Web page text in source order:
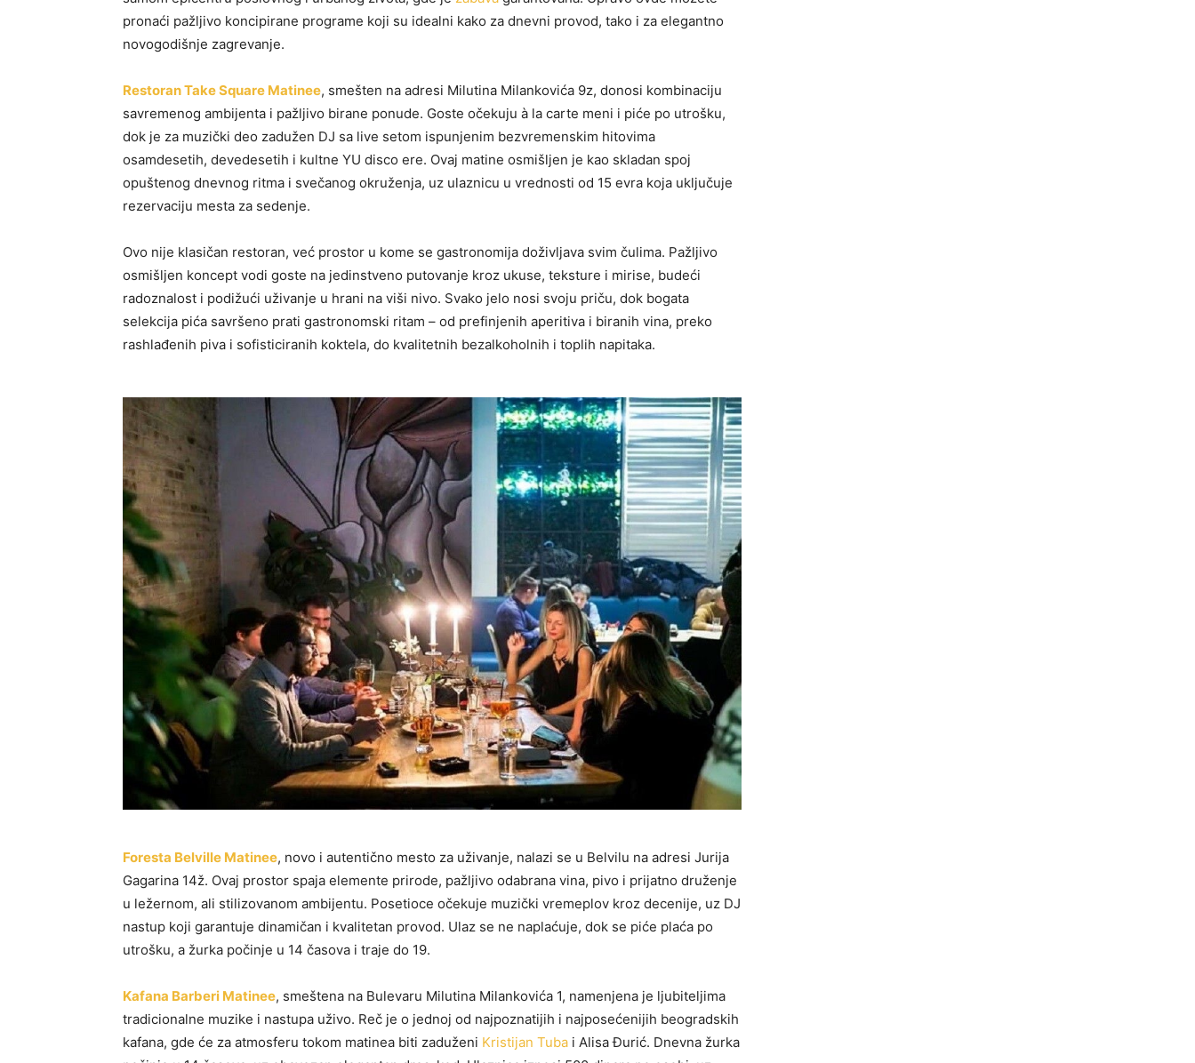
pronaći pažljivo koncipirane programe koji su idealni kako za dnevni provod, tako i za elegantno
novogodišnje zagrevanje.
Restoran Take Square Matinee, smešten na adresi Milutina Milankovića 9z, donosi kombinaciju
savremenog ambijenta i pažljivo birane ponude. Goste očekuju à la carte meni i piće po utrošku,
dok je za muzički deo zadužen DJ sa live setom ispunjenim bezvremenskim hitovima
osamdesetih, devedesetih i kultne YU disco ere. Ovaj matine osmišljen je kao skladan spoj
opuštenog dnevnog ritma i svečanog okruženja, uz ulaznicu u vrednosti od 15 evra koja uključuje
rezervaciju mesta za sedenje.
Ovo nije klasičan restoran, već prostor u kome se gastronomija doživljava svim čulima. Pažljivo
osmišljen koncept vodi goste na jedinstveno putovanje kroz ukuse, teksture i mirise, budeći
radoznalost i podižući uživanje u hrani na viši nivo. Svako jelo nosi svoju priču, dok bogata
selekcija pića savršeno prati gastronomski ritam – od prefinjenih aperitiva i biranih vina, preko
rashlađenih piva i sofisticiranih koktela, do kvalitetnih bezalkoholnih i toplih napitaka.
Foresta Belville Matinee, novo i autentično mesto za uživanje, nalazi se u Belvilu na adresi Jurija
Gagarina 14ž. Ovaj prostor spaja elemente prirode, pažljivo odabrana vina, pivo i prijatno druženje
u ležernom, ali stilizovanom ambijentu. Posetioce očekuje muzički vremeplov kroz decenije, uz DJ
nastup koji garantuje dinamičan i kvalitetan provod. Ulaz se ne naplaćuje, dok se piće plaća po
utrošku, a žurka počinje u 14 časova i traje do 19.
Kafana Barberi Matinee, smeštena na Bulevaru Milutina Milankovića 1, namenjena je ljubiteljima
tradicionalne muzike i nastupa uživo. Reč je o jednoj od najpoznatijih i najposećenijih beogradskih
kafana, gde će za atmosferu tokom matinea biti zaduženi Kristijan Tuba i Alisa Đurić. Dnevna žurka